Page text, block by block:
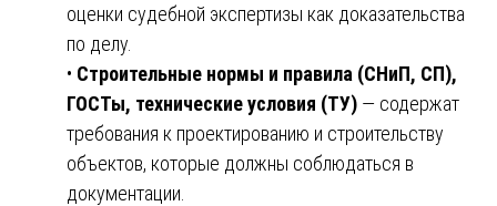
оценки судебной экспертизы как доказательства
по делу.
• Строительные нормы и правила (СНиП, СП),
ГОСТы, технические условия (ТУ) — содержат
требования к проектированию и строительству
объектов, которые должны соблюдаться в
документации.